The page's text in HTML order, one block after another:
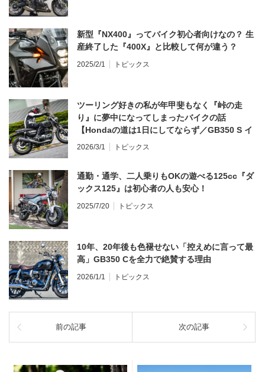
新型『NX400』ってバイク初心者向けなの？ 生
産終了した『400X』と比較して何が違う？
2025/2/1 トピックス
ツーリング好きの私が年甲斐もなく『峠の走
り』に夢中になってしまったバイクの話
【Hondaの道は1日にしてならず／GB350 S イ
ンプレ・レビュー 前編】
2026/3/1 トピックス
通勤・通学、二人乗りもOKの遊べる125cc『ダ
ックス125』は初心者の人も安心！
2025/7/20 トピックス
10年、20年後も色褪せない「控えめに言って最
高」GB350 Cを全力で絶賛する理由
2026/1/1 トピックス
前の記事 次の記事